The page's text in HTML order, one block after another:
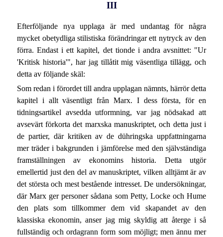
III
Efterföljande nya upplaga är med undantag för några
mycket obetydliga stilistiska förändringar ett nytryck av den
förra. Endast i ett kapitel, det tionde i andra avsnittet: "Ur
'Kritisk historia'", har jag tillåtit mig väsentliga tillägg, och
detta av följande skäl:
Som redan i förordet till andra upplagan nämnts, härrör detta
kapitel i allt väsentligt från Marx. I dess första, för en
tidningsartikel avsedda utformning, var jag nödsakad att
avsevärt förkorta det marxska manuskriptet, och detta just i
de partier, där kritiken av de dühringska uppfattningarna
mer träder i bakgrunden i jämförelse med den självständiga
framställningen av ekonomins historia. Detta utgör
emellertid just den del av manuskriptet, vilken alltjämt är av
det största och mest bestående intresset. De undersökningar,
där Marx ger personer sådana som Petty, Locke och Hume
den plats som tillkommer dem vid skapandet av den
klassiska ekonomin, anser jag mig skyldig att återge i så
fullständig och ordagrann form som möjligt; men ännu mer